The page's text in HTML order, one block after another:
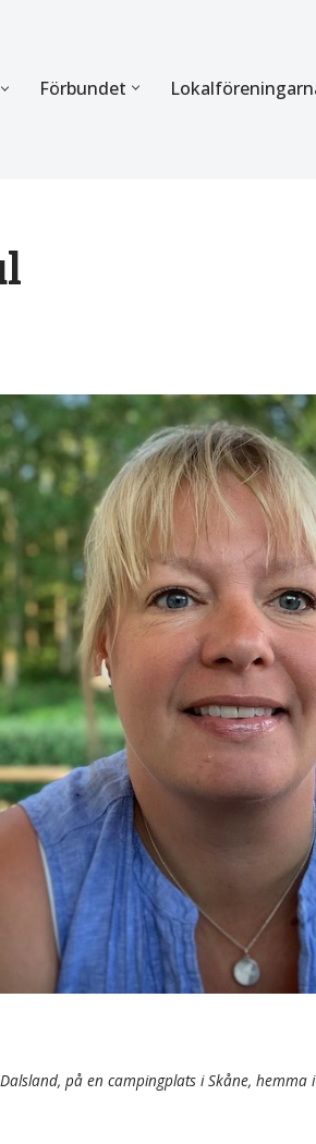
Förbundet
Verksamhetsberättelse
Integritetspolicy
Frågor & Svar
Kontakta förbundet
Annonsera
Sponsorer
på en campingplats i Skåne,